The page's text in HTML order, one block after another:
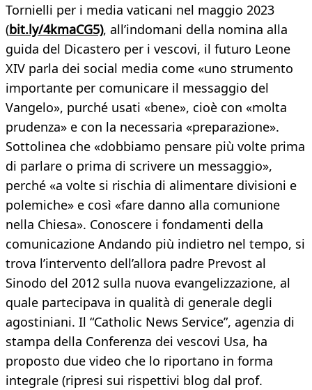
Tornielli per i media vaticani nel maggio 2023
(bit.ly/4kmaCG5), all’indomani della nomina alla
guida del Dicastero per i vescovi, il futuro Leone
XIV parla dei social media come «uno strumento
importante per comunicare il messaggio del
Vangelo», purché usati «bene», cioè con «molta
prudenza» e con la necessaria «preparazione».
Sottolinea che «dobbiamo pensare più volte prima
di parlare o prima di scrivere un messaggio»,
perché «a volte si rischia di alimentare divisioni e
polemiche» e così «fare danno alla comunione
nella Chiesa». Conoscere i fondamenti della
comunicazione Andando più indietro nel tempo, si
trova l’intervento dell’allora padre Prevost al
Sinodo del 2012 sulla nuova evangelizzazione, al
quale partecipava in qualità di generale degli
agostiniani. Il “Catholic News Service”, agenzia di
stampa della Conferenza dei vescovi Usa, ha
proposto due video che lo riportano in forma
integrale (ripresi sui rispettivi blog dal prof.